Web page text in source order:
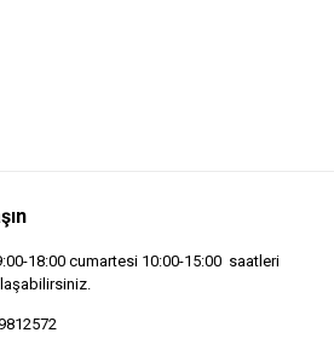
18:00 cumartesi 10:00-15:00 saatleri